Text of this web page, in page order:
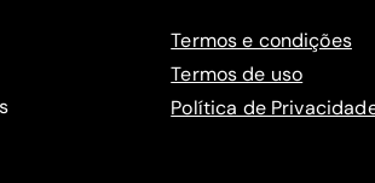
Termos e condições
Termos de uso
Política de